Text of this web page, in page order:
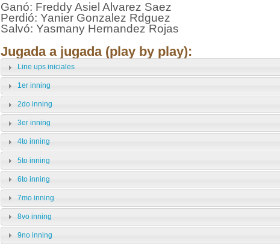
Ganó: Freddy Asiel Alvarez Saez
Perdió: Yanier Gonzalez Rdguez
Salvó: Yasmany Hernandez Rojas
Jugada a jugada (play by play):
Line ups iniciales
1er inning
2do inning
3er inning
4to inning
5to inning
6to inning
7mo inning
8vo inning
9no inning